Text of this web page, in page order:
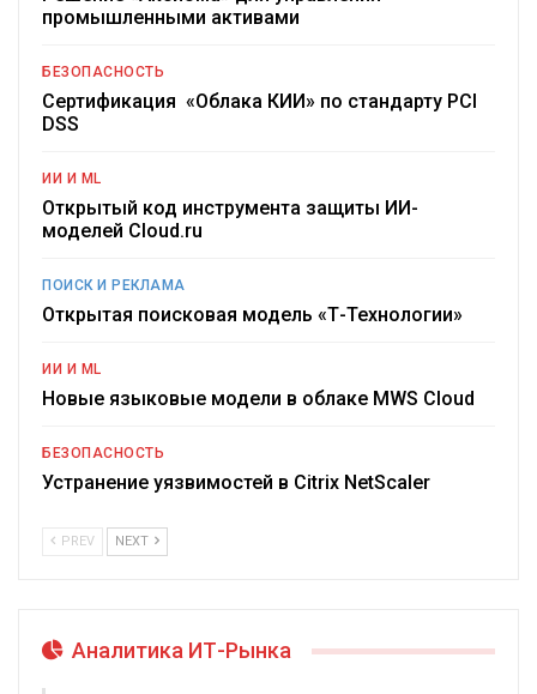
промышленными активами
БЕЗОПАСНОСТЬ
Сертификация «Облака КИИ» по стандарту PCI
DSS
ИИ И ML
Открытый код инструмента защиты ИИ-
моделей Cloud.ru
ПОИСК И РЕКЛАМА
Открытая поисковая модель «Т-Технологии»
ИИ И ML
Новые языковые модели в облаке MWS Cloud
БЕЗОПАСНОСТЬ
Устранение уязвимостей в Citrix NetScaler
PREV NEXT
Аналитика ИТ-Рынка